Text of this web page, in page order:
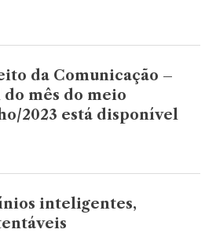
da Comunicação –
mês do meio
2023 está disponível
inteligentes,